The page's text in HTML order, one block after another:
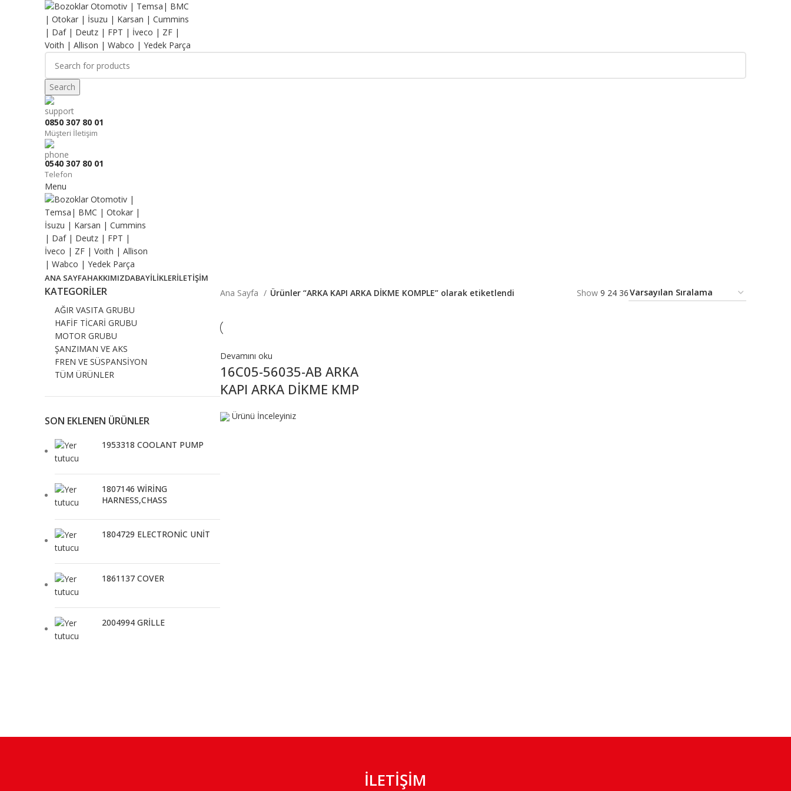
Search
0850 307 80 01
Müşteri İletişim
0540 307 80 01
Telefon
Menu
ANA SAYFAHAKKIMIZDABAYİLİKLERİLETİŞİM
KATEGORILER
AĞIR VASITA GRUBU
HAFİF TİCARİ GRUBU
MOTOR GRUBU
ŞANZIMAN VE AKS
FREN VE SÜSPANSİYON
TÜM ÜRÜNLER
SON EKLENEN ÜRÜNLER
1953318 COOLANT PUMP
1807146 WİRİNG
HARNESS,CHASS
1804729 ELECTRONİC UNİT
1861137 COVER
2004994 GRİLLE
Ana Sayfa Ürünler “ARKA KAPI ARKA DİKME KOMPLE” olarak etiketlendi Show 9 24 36
Devamını oku
16C05-56035-AB ARKA
KAPI ARKA DİKME KMP
Ürünü İnceleyiniz
İLETİŞİM